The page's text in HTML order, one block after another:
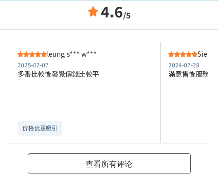
4.6/5
leung s*** w***
2025-02-07
多番比較後發覺價錢比較平
价格优惠吸引
Sien
2024-07-28
滿意售後服務
查看所有评论